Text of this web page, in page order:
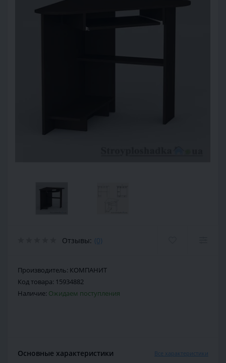
Отзывы: (0)
Производитель: КОМПАНИТ
Код товара: 15934882
Наличие: Ожидаем поступления
Основные характеристики Все характеристики